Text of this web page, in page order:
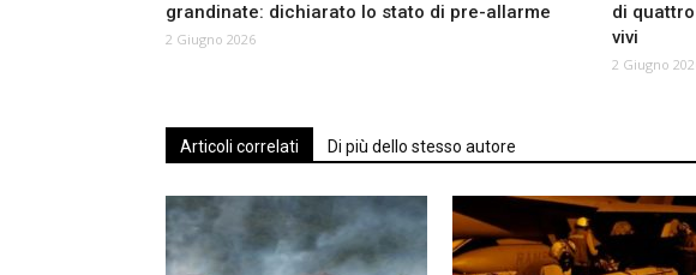
grandinate: dichiarato lo stato di pre-allarme
2 Giugno 2026
di
vivi
2 Giugno
Articoli correlati Di più dello stesso autore